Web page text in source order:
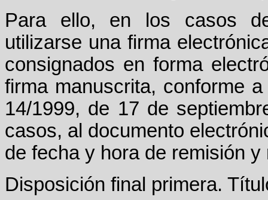
Para ello, en los casos
utilizarse una firma
consignados en forma
firma manuscrita, conforme
14/1999, de 17 de
casos, al documento
de fecha y hora de remisión
Disposición final primera.